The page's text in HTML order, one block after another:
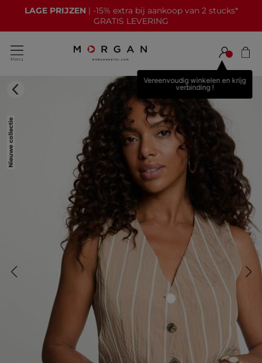
LAGE PRIJZEN | -15% extra bij aankoop van 2 stucks*
GRATIS LEVERING
Vereenvoudig winkelen en krijg
verbinding !
Nieuwe collectie